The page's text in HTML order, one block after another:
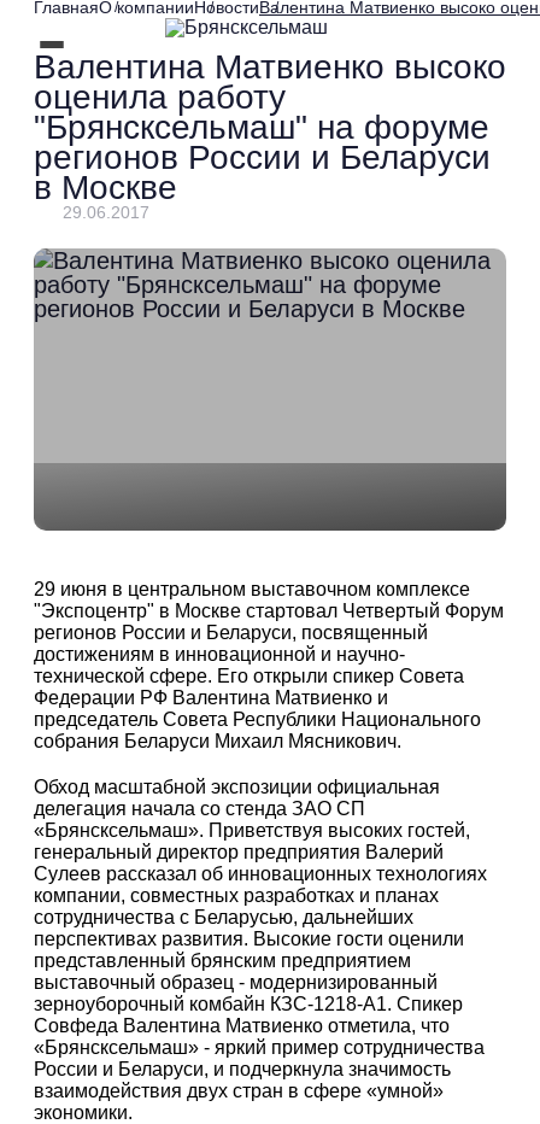
ГлавнаяО компанииНовостиВалентина Матвиенко высоко
Валентина Матвиенко высоко
оценила работу
"Брянсксельмаш" на форуме
регионов России и Беларуси
в Москве
29.06.2017
29 июня в центральном выставочном комплексе
"Экспоцентр" в Москве стартовал Четвертый Форум
регионов России и Беларуси, посвященный
достижениям в инновационной и научно-
технической сфере. Его открыли спикер Совета
Федерации РФ Валентина Матвиенко и
председатель Совета Республики Национального
собрания Беларуси Михаил Мясникович.
Обход масштабной экспозиции официальная
делегация начала со стенда ЗАО СП
«Брянсксельмаш». Приветствуя высоких гостей,
генеральный директор предприятия Валерий
Сулеев рассказал об инновационных технологиях
компании, совместных разработках и планах
сотрудничества с Беларусью, дальнейших
перспективах развития. Высокие гости оценили
представленный брянским предприятием
выставочный образец - модернизированный
зерноуборочный комбайн КЗС-1218-А1. Спикер
Совфеда Валентина Матвиенко отметила, что
«Брянсксельмаш» - яркий пример сотрудничества
России и Беларуси, и подчеркнула значимость
взаимодействия двух стран в сфере «умной»
экономики.